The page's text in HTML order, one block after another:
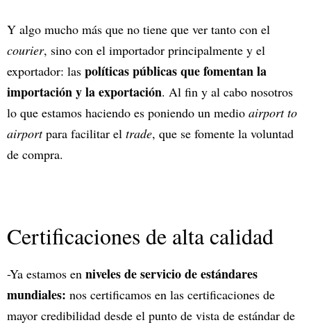
Y algo mucho más que no tiene que ver tanto con el
courier, sino con el importador principalmente y el
exportador: las políticas públicas que fomentan la
importación y la exportación. Al fin y al cabo nosotros
lo que estamos haciendo es poniendo un medio airport to
airportpara facilitar el trade, que se fomente la voluntad
de compra.
Certificaciones de alta calidad
-Ya estamos en niveles de servicio de estándares
mundiales: nos certificamos en las certificaciones de
mayor credibilidad desde el punto de vista de estándar de